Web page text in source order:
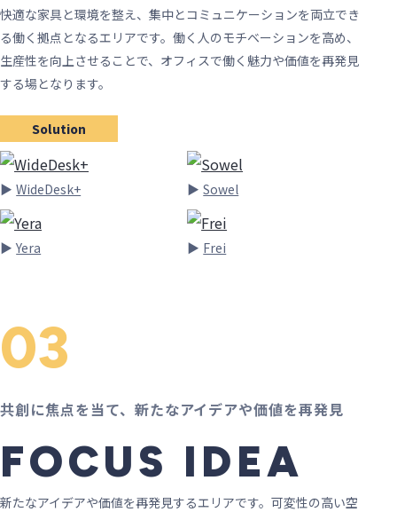
快適な家具と環境を整え、集中とコミュニケーションを両立でき
る働く拠点となるエリアです。働く人のモチベーションを高め、
生産性を向上させることで、オフィスで働く魅力や価値を再発見
する場となります。
Solution
WideDesk+ Sowel
Yera Frei
03
共創に焦点を当て、新たなアイデアや価値を再発見
FOCUS IDEA
新たなアイデアや価値を再発見するエリアです。可変性の高い空